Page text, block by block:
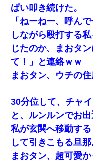
旦那の元カノをSNSで探
を晒してた。ほとんどが
評価で苦々しく思った
【考察】兄嫁急死の1年後
ら下着が入った引き出し
義兄嫁が義実家で「コロ
さい」と言い出してド修羅
婚活パーティーでよく会
てしても結婚て難しいん
ぱい叩き続けた。
「ねーねー、呼ん
しながら殴打する
じたのか、まおタ
て！」と連絡ｗｗ
まおタン、ウチの住
30分位して、チャ
と、ルンルンでお出
私が玄関へ移動す
して引きこもる旦那
まおタン、超可愛